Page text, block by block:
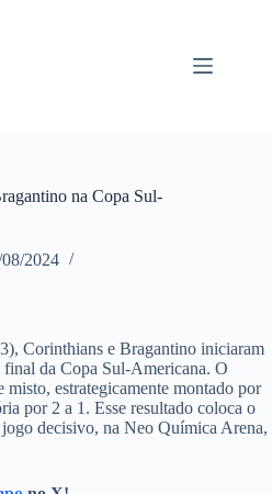
na Copa Sul-
2024
Corinthians e Bragantino iniciaram
final da Copa Sul-Americana. O
estrategicamente montado por
por 2 a 1. Esse resultado coloca o
decisivo, na Neo Química Arena,